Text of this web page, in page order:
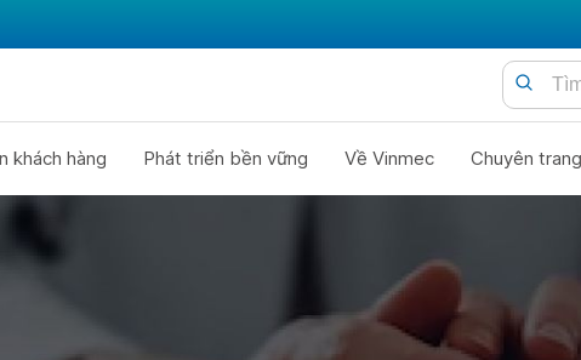
khách hàng Phát triển bền vững Về Vinmec Chuyên